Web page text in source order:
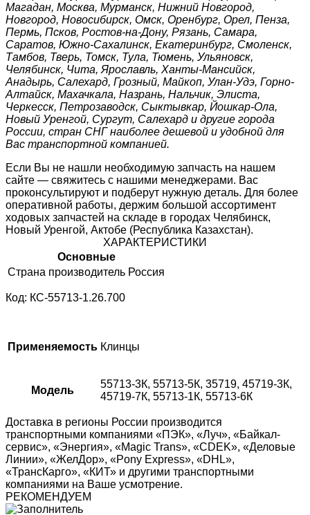
Магадан, Москва, Мурманск, Нижний Новгород,
Новгород, Новосибирск, Омск, Оренбург, Орел, Пенза,
Пермь, Псков, Ростов-на-Дону, Рязань, Самара,
Саратов, Южно-Сахалинск, Екатеринбург, Смоленск,
Тамбов, Тверь, Томск, Тула, Тюмень, Ульяновск,
Челябинск, Чита, Ярославль, Ханты-Мансийск,
Анадырь, Салехард, Грозный, Майкоп, Улан-Удэ, Горно-
Алтайск, Махачкала, Назрань, Нальчик, Элиста,
Черкесск, Петрозаводск, Сыктывкар, Йошкар-Ола,
Новый Уренгой, Сургут, Салехард и другие города
России, стран СНГ наиболее дешевой и удобной для
Вас транспортной компанией.
Если Вы не нашли необходимую запчасть на нашем
сайте — свяжитесь с нашими менеджерами. Вас
проконсультируют и подберут нужную деталь. Для более
оперативной работы, держим большой ассортимент
ходовых запчастей на складе в городах Челябинск,
Новый Уренгой, Актобе (Республика Казахстан).
ХАРАКТЕРИСТИКИ
Основные
Страна производитель Россия
Код: КС-55713-1.26.700
Применяемость Клинцы
Модель
55713-3К, 55713-5К, 35719, 45719-3К,
45719-7К, 55713-1К, 55713-6К
Доставка в регионы России производится
транспортными компаниями «ПЭК», «Луч», «Байкал-
сервис», «Энергия», «Magic Trans», «CDEK», «Деловые
Линии», «ЖелДор», «Pony Express», «DHL»,
«ТрансКарго», «КИТ» и другими транспортными
компаниями на Ваше усмотрение.
РЕКОМЕНДУЕМ